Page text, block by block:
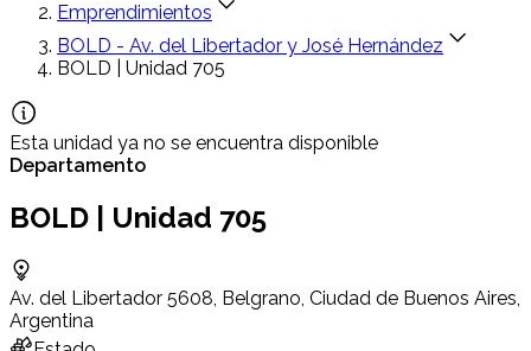
Emprendimientos
BOLD - Av. del Libertador y José Hernández
BOLD | Unidad 705
Esta unidad ya no se encuentra disponible
Departamento
BOLD | Unidad 705
Av. del Libertador 5608, Belgrano, Ciudad de Buenos Aires,
Argentina